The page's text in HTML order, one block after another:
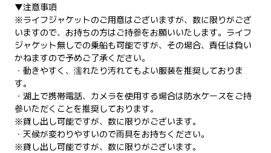
▼注意事項
※ライフジャケットのご用意はございますが、数に限りがござ
いますので、お持ちの方はご持参をお願いいたします。ライフ
ジャケット無しでの乗船も可能ですが、その場合、責任は負い
かねますので予めご了承ください。
・動きやすく、濡れたり汚れてもよい服装を推奨しておりま
す。
・湖上で携帯電話、カメラを使用する場合は防水ケースをご持
参いただくことを推奨しております。
※貸し出し可能ですが、数に限りがございます。
・天候が変わりやすいので雨具をお持ちください。
※貸し出し可能ですが、数に限りがございます。